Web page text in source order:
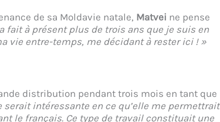
de sa Moldavie natale, Matvei ne pense
fait à présent plus de trois ans que je suis en
vie entre-temps, me décidant à rester ici ! »
distribution pendant trois mois en tant que
serait intéressante en ce qu’elle me permettrait
le français. Ce type de travail constituait une